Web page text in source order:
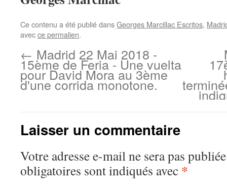
Ce contenu a été publié dansGeorges Marcillac Escritos,
avecce permalien.
← Madrid 22 Mai 2018 -
15ème de Feria - Une vuelta
pour David Mora au 3ème
d'une corrida monotone.
Laisser un commentaire
Votre adresse e-mail ne sera pas
obligatoires sont indiqués avec *